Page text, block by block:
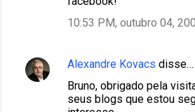
10:53 PM, outubro 04,
Alexandre Kovacs disse…
Bruno, obrigado pela
seus blogs que estou